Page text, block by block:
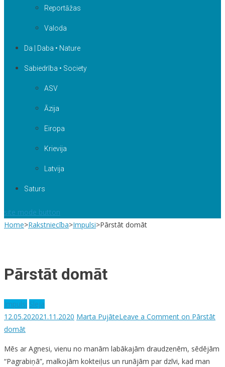
Reportāžas
Valoda
Da | Daba • Nature
Sabiedrība • Society
ASV
Āzija
Eiropa
Krievija
Latvija
Saturs
site mode button
Home>Rakstniecība>Impulsi>Pārstāt domāt
Pārstāt domāt
Impulsi Sleja
12.05.202021.11.2020 Marta PujāteLeave a Comment on Pārstāt
domāt
Mēs ar Agnesi, vienu no manām labākajām draudzenēm, sēdējām
“Pagrabiņā”, malkojām kokteiļus un runājām par dzīvi, kad man